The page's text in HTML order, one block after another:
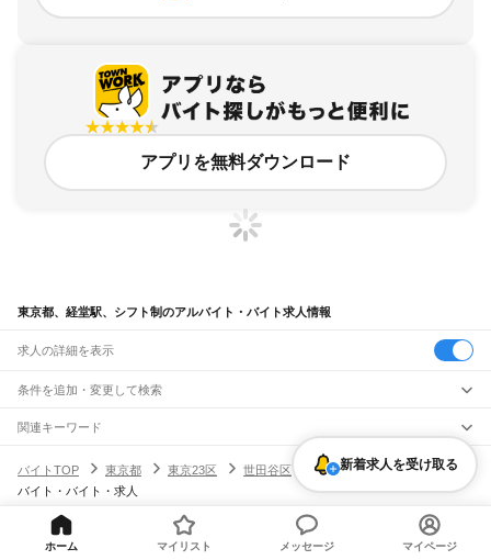
アプリを無料ダウンロード
東京都、経堂駅、シフト制のアルバイト・バイト求人情報
求人の詳細を表示
条件を追加・変更して検索
市区町村を追加・変更
東京都すべて
東京23区 すべて
世田谷区
杉並区 荒川区板橋区
葛飾区
江戸川区
駅を追加・変更
東京駅新橋駅
JR山手線
職種を追加・変更
飲食・フードサービス
飲食・フードサービス
すべて
特徴を追加・変更
関連キーワード
ガチャガチャ
バイトTOP
東京都 東京23区 世田谷区 経堂駅
シフト制のアル
バイト・バイト・求人
新着求人を受け取る
ヘルプ・お問い合わせ サイトマップ 利用規約・プライバシーポリシー
ホーム マイリスト メッセージ マイページ